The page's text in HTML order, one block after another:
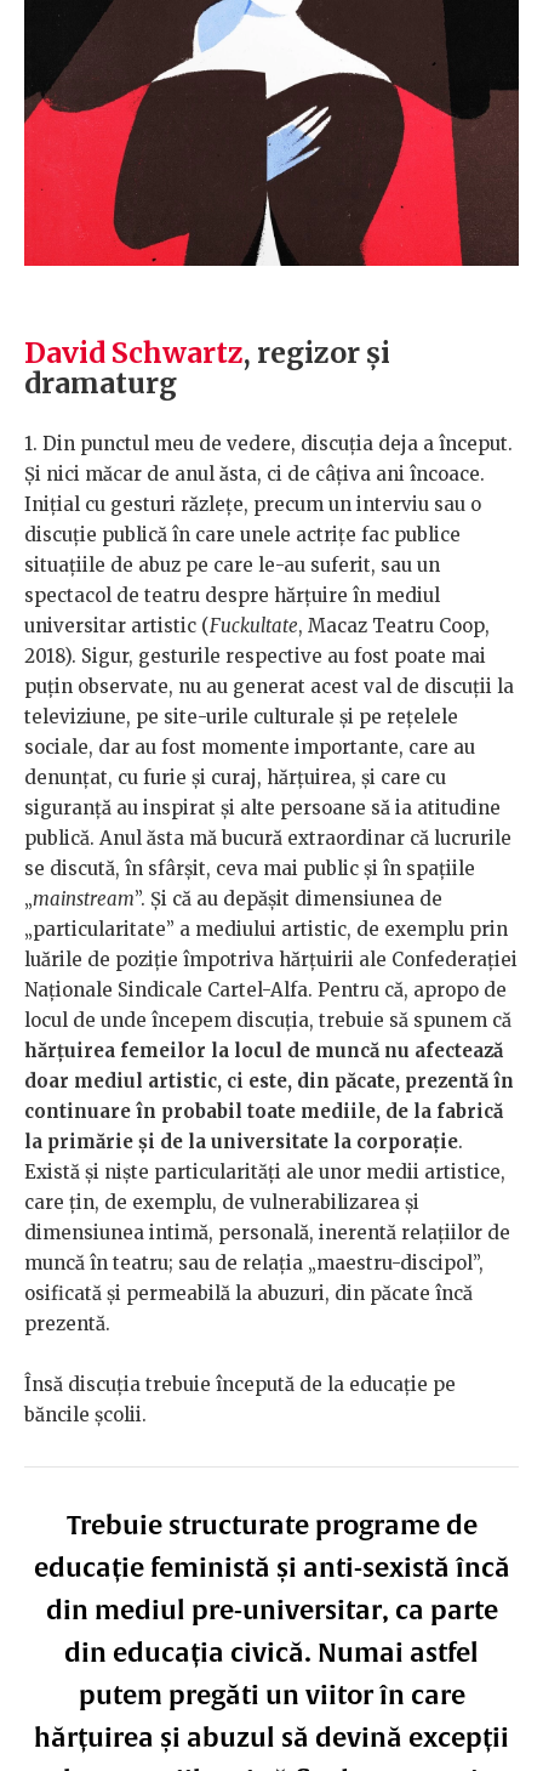
David Schwartz, regizor și
dramaturg
1. Din punctul meu de vedere, discuția deja a început.
Și nici măcar de anul ăsta, ci de câțiva ani încoace.
Inițial cu gesturi răzlețe, precum un interviu sau o
discuție publică în care unele actrițe fac publice
situațiile de abuz pe care le-au suferit, sau un
spectacol de teatru despre hărțuire în mediul
universitar artistic (Fuckultate, Macaz Teatru Coop,
2018). Sigur, gesturile respective au fost poate mai
puțin observate, nu au generat acest val de discuții la
televiziune, pe site-urile culturale și pe rețelele
sociale, dar au fost momente importante, care au
denunțat, cu furie și curaj, hărțuirea, și care cu
siguranță au inspirat și alte persoane să ia atitudine
publică. Anul ăsta mă bucură extraordinar că lucrurile
se discută, în sfârșit, ceva mai public și în spațiile
„mainstream”. Și că au depășit dimensiunea de
„particularitate” a mediului artistic, de exemplu prin
luările de poziție împotriva hărțuirii ale Confederației
Naționale Sindicale Cartel-Alfa. Pentru că, apropo de
locul de unde începem discuția, trebuie să spunem că
hărțuirea femeilor la locul de muncă nu afectează
doar mediul artistic, ci este, din păcate, prezentă în
continuare în probabil toate mediile, de la fabrică
la primărie și de la universitate la corporație.
Există și niște particularități ale unor medii artistice,
care țin, de exemplu, de vulnerabilizarea și
dimensiunea intimă, personală, inerentă relațiilor de
muncă în teatru; sau de relația „maestru-discipol”,
osificată și permeabilă la abuzuri, din păcate încă
prezentă.
Însă discuția trebuie începută de la educație pe
băncile școlii.
Trebuie structurate programe de
educație feministă și anti-sexistă încă
din mediul pre-universitar, ca parte
din educația civică. Numai astfel
putem pregăti un viitor în care
hărțuirea și abuzul să devină excepții